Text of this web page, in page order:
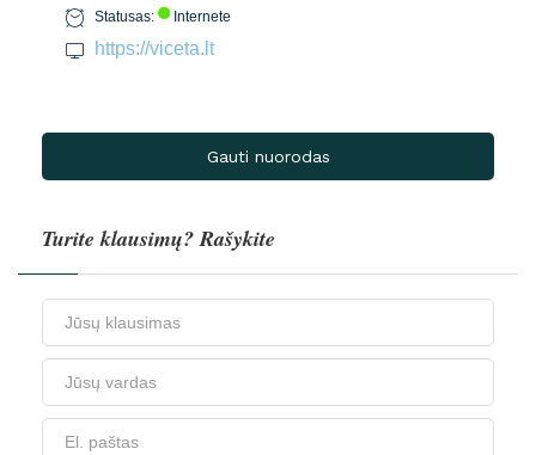
Statusas: Internete
https://viceta.lt
Gauti nuorodas
Turite klausimų? Rašykite